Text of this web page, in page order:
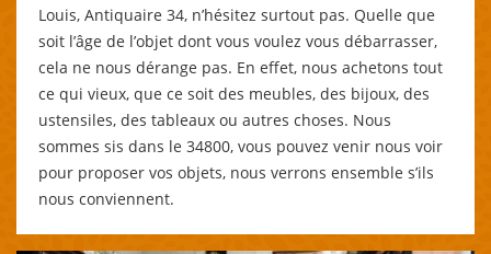
Louis, Antiquaire 34, n’hésitez surtout pas. Quelle que
soit l’âge de l’objet dont vous voulez vous débarrasser,
cela ne nous dérange pas. En effet, nous achetons tout
ce qui vieux, que ce soit des meubles, des bijoux, des
ustensiles, des tableaux ou autres choses. Nous
sommes sis dans le 34800, vous pouvez venir nous voir
pour proposer vos objets, nous verrons ensemble s’ils
nous conviennent.